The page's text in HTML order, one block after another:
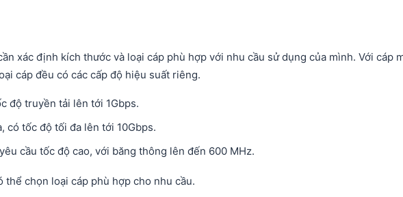
xác định kích thước và loại cáp phù hợp với nhu cầu sử dụng của mình. Với cáp
cáp đều có các cấp độ hiệu suất riêng.
độ truyền tải lên tới 1Gbps.
có tốc độ tối đa lên tới 10Gbps.
cầu tốc độ cao, với băng thông lên đến 600 MHz.
chọn loại cáp phù hợp cho nhu cầu.